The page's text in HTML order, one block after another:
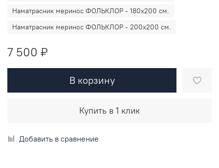
Наматрасник меринос ФОЛЬКЛОР - 180х200 см.
Наматрасник меринос ФОЛЬКЛОР - 200х200 см.
7 500 ₽
В корзину
Купить в 1 клик
Добавить в сравнение